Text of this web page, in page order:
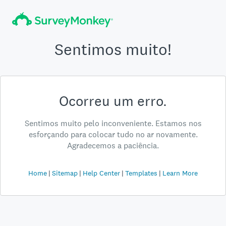
Sentimos muito!
Ocorreu um erro.
Sentimos muito pelo inconveniente. Estamos nos
esforçando para colocar tudo no ar novamente.
Agradecemos a paciência.
Home Sitemap Help Center Templates Learn More